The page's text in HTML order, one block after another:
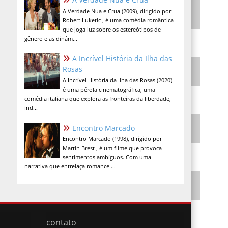
A Verdade Nua e Crua (2009), dirigido por
Robert Luketic , é uma comédia romântica
que joga luz sobre os estereótipos de
gênero e as dinâm...
A Incrível História da Ilha das
Rosas
A Incrível História da Ilha das Rosas (2020)
é uma pérola cinematográfica, uma
comédia italiana que explora as fronteiras da liberdade,
ind...
Encontro Marcado
Encontro Marcado (1998), dirigido por
Martin Brest , é um filme que provoca
sentimentos ambíguos. Com uma
narrativa que entrelaça romance ...
contato